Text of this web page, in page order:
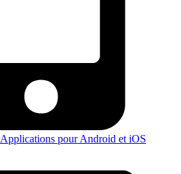
Applications pour Android et iOS